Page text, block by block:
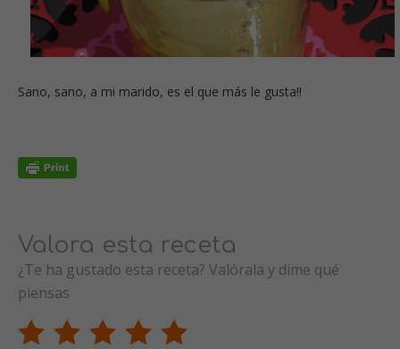
Sano, sano, a mi marido, es el que más le gusta!!
Valora esta receta
¿Te ha gustado esta receta? Valórala y dime qué
piensas